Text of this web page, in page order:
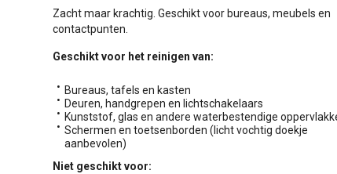
Zacht maar krachtig. Geschikt voor bureaus, meubels en
contactpunten.
Geschikt voor het reinigen van:
Bureaus, tafels en kasten
Deuren, handgrepen en lichtschakelaars
Kunststof, glas en andere waterbestendige
Schermen en toetsenborden (licht vochtig doekje
aanbevolen)
Niet geschikt voor: